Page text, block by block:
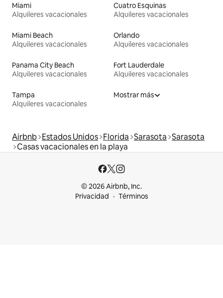
Miami
Alquileres vacacionales
Cuatro Esquinas
Alquileres vacacionales
Miami Beach
Alquileres vacacionales
Orlando
Alquileres vacacionales
Panama City Beach
Alquileres vacacionales
Fort Lauderdale
Alquileres vacacionales
Tampa
Alquileres vacacionales
Mostrar más
Airbnb Estados Unidos Florida Sarasota Sarasota
Casas vacacionales en la playa
© 2026 Airbnb, Inc.
Privacidad
Términos